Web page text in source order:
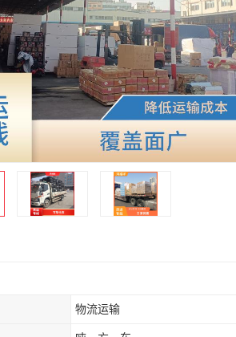
物流运输